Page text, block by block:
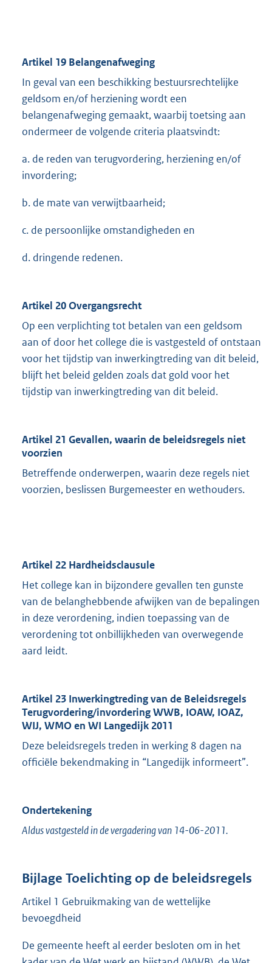
Artikel 19 Belangenafweging
In geval van een beschikking bestuursrechtelijke
geldsom en/of herziening wordt een
belangenafweging gemaakt, waarbij toetsing aan
ondermeer de volgende criteria plaatsvindt:
a. de reden van terugvordering, herziening en/of
invordering;
b. de mate van verwijtbaarheid;
c. de persoonlijke omstandigheden en
d. dringende redenen.
Artikel 20 Overgangsrecht
Op een verplichting tot betalen van een geldsom
aan of door het college die is vastgesteld of ontstaan
voor het tijdstip van inwerkingtreding van dit beleid,
blijft het beleid gelden zoals dat gold voor het
tijdstip van inwerkingtreding van dit beleid.
Artikel 21 Gevallen, waarin de beleidsregels niet
voorzien
Betreffende onderwerpen, waarin deze regels niet
voorzien, beslissen Burgemeester en wethouders.
Artikel 22 Hardheidsclausule
Het college kan in bijzondere gevallen ten gunste
van de belanghebbende afwijken van de bepalingen
in deze verordening, indien toepassing van de
verordening tot onbillijkheden van overwegende
aard leidt.
Artikel 23 Inwerkingtreding van de Beleidsregels
Terugvordering/invordering WWB, IOAW, IOAZ,
WIJ, WMO en WI Langedijk 2011
Deze beleidsregels treden in werking 8 dagen na
officiële bekendmaking in “Langedijk informeert”.
Ondertekening
Aldus vastgesteld in de vergadering van 14-06-2011.
Bijlage Toelichting op de beleidsregels
Artikel 1 Gebruikmaking van de wettelijke
bevoegdheid
De gemeente heeft al eerder besloten om in het